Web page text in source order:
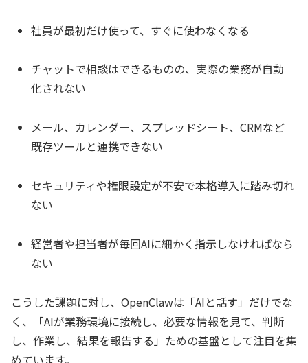
社員が最初だけ使って、すぐに使わなくなる
チャットで相談はできるものの、実際の業務が自動
化されない
メール、カレンダー、スプレッドシート、CRMなど
既存ツールと連携できない
セキュリティや権限設定が不安で本格導入に踏み切れ
ない
経営者や担当者が毎回AIに細かく指示しなければなら
ない
こうした課題に対し、OpenClawは「AIと話す」だけでな
く、「AIが業務環境に接続し、必要な情報を見て、判断
し、作業し、結果を報告する」ための基盤として注目を集
めています。